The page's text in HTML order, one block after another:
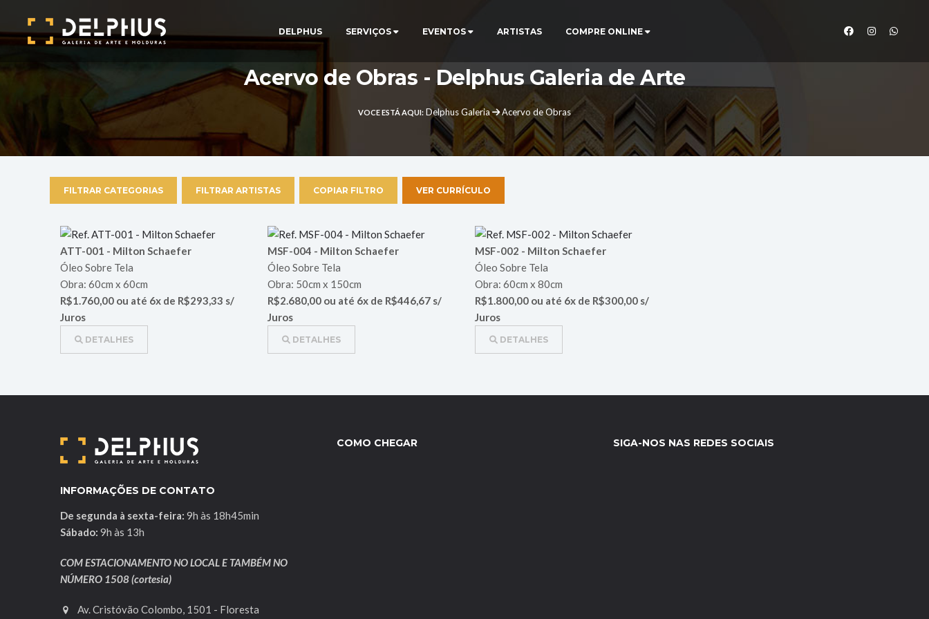
DELPHUS SERVIÇOS EVENTOS ARTISTAS COMPRE ONLINE
Acervo de Obras - Delphus Galeria de Arte
VOCE ESTÁ AQUI: Delphus Galeria Acervo de Obras
FILTRAR CATEGORIAS FILTRAR ARTISTAS COPIAR FILTRO VER CURRÍCULO
ATT-001 - Milton Schaefer
Óleo Sobre Tela
Obra: 60cm x 60cm
R$1.760,00 ou até 6x de R$293,33 s/
Juros
DETALHES
MSF-004 - Milton Schaefer
Óleo Sobre Tela
Obra: 50cm x 150cm
R$2.680,00 ou até 6x de R$446,67 s/
Juros
DETALHES
MSF-002 - Milton Schaefer
Óleo Sobre Tela
Obra: 60cm x 80cm
R$1.800,00 ou até 6x de R$300,00 s/
Juros
DETALHES
INFORMAÇÕES DE CONTATO
De segunda à sexta-feira: 9h às 18h45min
Sábado: 9h às 13h
COM ESTACIONAMENTO NO LOCAL E TAMBÉM NO
NÚMERO 1508 (cortesia)
Av. Cristóvão Colombo, 1501 - Floresta
COMO CHEGAR SIGA-NOS NAS REDES SOCIAIS